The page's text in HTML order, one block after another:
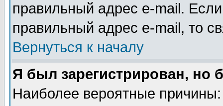
правильный адрес e-mail.
правильный адрес e-mail, то
Вернуться к началу
Я был зарегистрирован, но
Наиболее вероятные